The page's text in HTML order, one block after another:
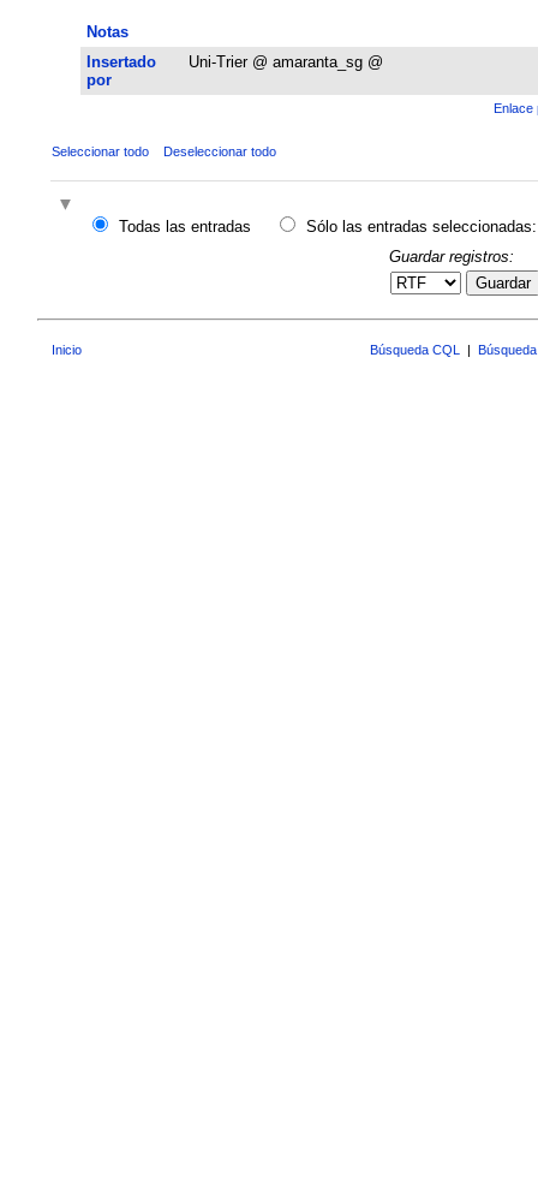
Notas
Insertado
por
Uni-Trier @ amaranta_sg @
Enlace
Seleccionar todo Deseleccionar todo
Todas las entradas
Sólo las entradas seleccionadas:
Guardar registros:
Guardar
Inicio Búsqueda CQL